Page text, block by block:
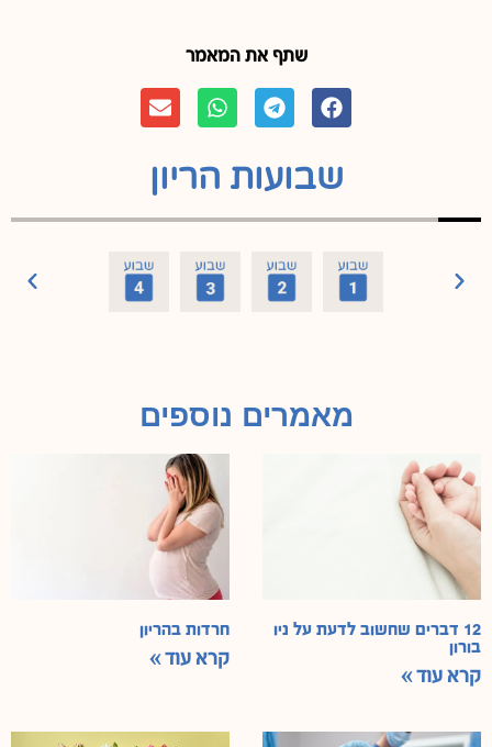
שתף את המאמר
שבועות הריון
מאמרים נוספים
12 דברים שחשוב לדעת על ניו
בורון
קרא עוד »
חרדות בהריון
קרא עוד »